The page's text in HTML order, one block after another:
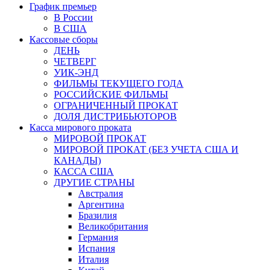
График премьер
В России
В США
Кассовые сборы
ДЕНЬ
ЧЕТВЕРГ
УИК-ЭНД
ФИЛЬМЫ ТЕКУЩЕГО ГОДА
РОССИЙСКИЕ ФИЛЬМЫ
ОГРАНИЧЕННЫЙ ПРОКАТ
ДОЛЯ ДИСТРИБЬЮТОРОВ
Касса мирового проката
МИРОВОЙ ПРОКАТ
МИРОВОЙ ПРОКАТ (БЕЗ УЧЕТА США И
КАНАДЫ)
КАССА США
ДРУГИЕ СТРАНЫ
Австралия
Аргентина
Бразилия
Великобритания
Германия
Испания
Италия